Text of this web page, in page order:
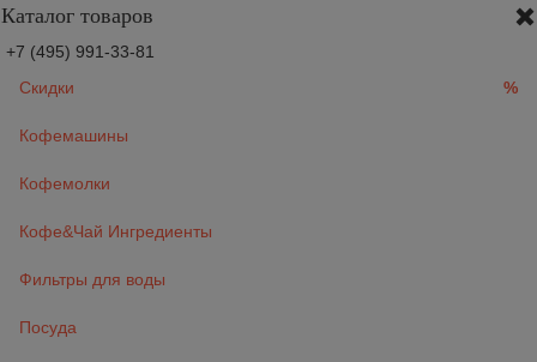
Каталог товаров
+7 (495) 991-33-81
Скидки
%
Кофемашины
Кофемолки
Кофе&Чай Ингредиенты
Фильтры для воды
Посуда